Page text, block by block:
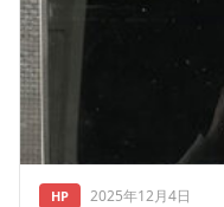
HP 2025年12月4日